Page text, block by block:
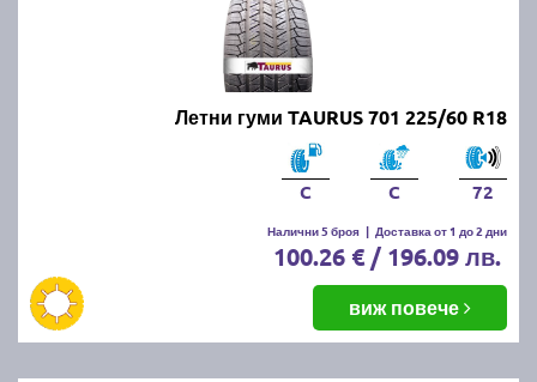
Летни гуми TAURUS 701 225/60 R18
C C 72
Налични 5 броя | Доставка от 1 до 2 дни
100.26 € / 196.09 лв.
виж повече